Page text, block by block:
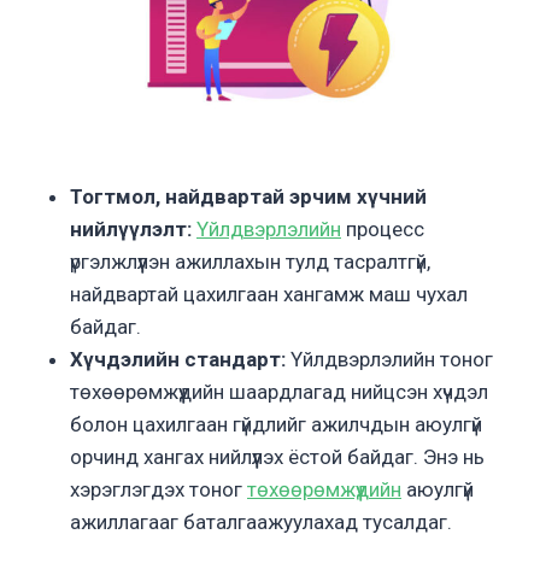
Тогтмол, найдвартай эрчим хүчний
нийлүүлэлт: Үйлдвэрлэлийн процесс
үргэлжлүүлэн ажиллахын тулд тасралтгүй,
найдвартай цахилгаан хангамж маш чухал
байдаг.
Хүчдэлийн стандарт: Үйлдвэрлэлийн тоног
төхөөрөмжүүдийн шаардлагад нийцсэн хүчдэл
болон цахилгаан гүйдлийг ажилчдын аюулгүй
орчинд хангах нийлүүлэх ёстой байдаг. Энэ нь
хэрэглэгдэх тоног төхөөрөмжүүдийн аюулгүй
ажиллагааг баталгаажуулахад тусалдаг.